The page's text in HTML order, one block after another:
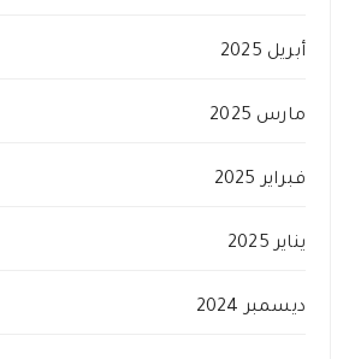
أبريل 2025
مارس 2025
فبراير 2025
يناير 2025
ديسمبر 2024